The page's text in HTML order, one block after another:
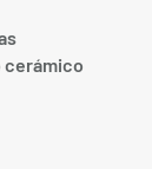
cerámico